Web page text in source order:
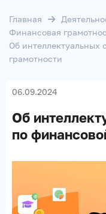
Главная
Финансовая
Об интеллектуальных
грамотности
06.09.2024
Об
по